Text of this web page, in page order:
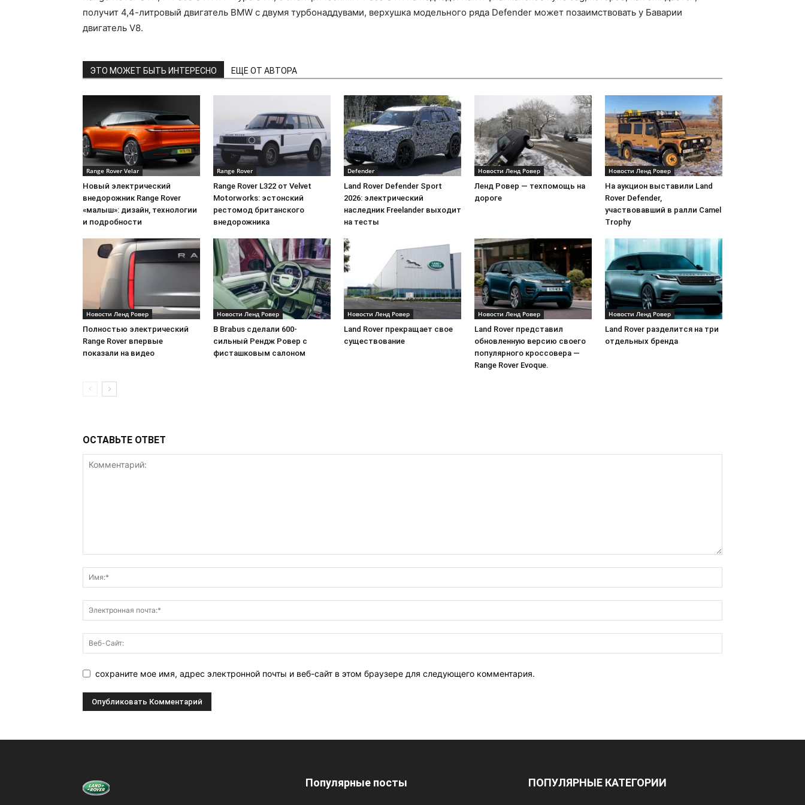
Ягуар
получит 4,4-литровый двигатель BMW с двумя турбонаддувами, верхушка модельного ряда Defender может позаимствовать у Баварии
двигатель V8.
ЭТО МОЖЕТ БЫТЬ ИНТЕРЕСНО ЕЩЕ ОТ АВТОРА
Range Rover Velar
Новый электрический
внедорожник Range Rover
«малыш»: дизайн, технологии
и подробности
Range Rover
Range Rover L322 от Velvet
Motorworks: эстонский
рестомод британского
внедорожника
Defender
Land Rover Defender Sport
2026: электрический
наследник Freelander выходит
на тесты
Новости Ленд Ровер
Ленд Ровер — техпомощь на
дороге
Новости Ленд Ровер
На аукцион выставили Land
Rover Defender,
участвовавший в ралли Camel
Trophy
Новости Ленд Ровер
Полностью электрический
Range Rover впервые
показали на видео
Новости Ленд Ровер
В Brabus сделали 600-
сильный Рендж Ровер с
фисташковым салоном
Новости Ленд Ровер
Land Rover прекращает свое
существование
Новости Ленд Ровер
Land Rover представил
обновленную версию своего
популярного кроссовера —
Range Rover Evoque.
Новости Ленд Ровер
Land Rover разделится на три
отдельных бренда
ОСТАВЬТЕ ОТВЕТ
сохраните мое имя, адрес электронной почты и веб-сайт в этом браузере для следующего комментария.
Популярные посты ПОПУЛЯРНЫЕ КАТЕГОРИИ